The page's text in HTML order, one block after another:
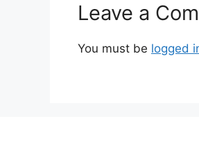
Leave a
You must be logged